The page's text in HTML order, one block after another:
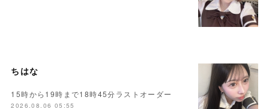
ちはな
15時から19時まで18時45分ラストオーダー
2026.08.06 05:55